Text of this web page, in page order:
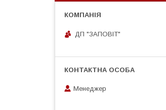
ДП "ЗАПОВІТ"
Менеджер